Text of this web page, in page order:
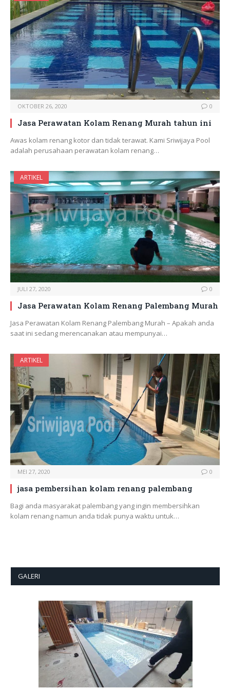
OKTOBER 26, 2020 0
Jasa Perawatan Kolam Renang Murah tahun ini
Awas kolam renang kotor dan tidak terawat. Kami Sriwijaya Pool
adalah perusahaan perawatan kolam renang…
ARTIKEL
JULI 27, 2020 0
Jasa Perawatan Kolam Renang Palembang Murah
Jasa Perawatan Kolam Renang Palembang Murah – Apakah anda
saat ini sedang merencanakan atau mempunyai…
ARTIKEL
MEI 27, 2020 0
jasa pembersihan kolam renang palembang
Bagi anda masyarakat palembang yang ingin membersihkan
kolam renang namun anda tidak punya waktu untuk…
GALERI